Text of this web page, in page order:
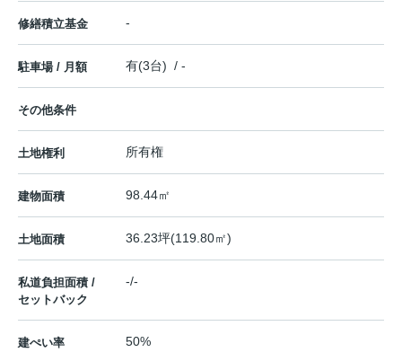
修繕積立基金 -
駐車場 / 月額 有(3台) / -
その他条件
土地権利 所有権
建物面積 98.44㎡
土地面積 36.23坪(119.80㎡)
私道負担面積 /
セットバック
-/-
建ぺい率 50%